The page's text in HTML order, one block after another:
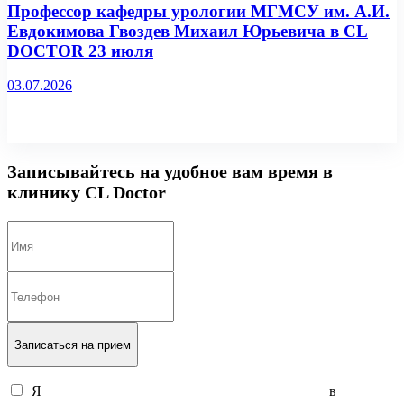
Профессор кафедры урологии МГМСУ им. А.И.
Евдокимова Гвоздев Михаил Юрьевича в CL
DOCTOR 23 июля
03.07.2026
Записывайтесь на удобное вам время в
клинику CL Doctor
Записаться на прием
Я
в